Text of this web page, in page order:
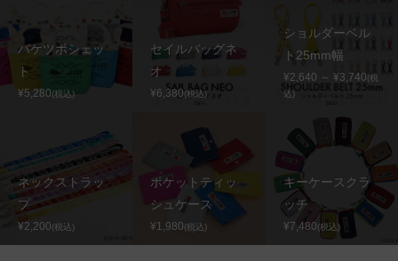
バケツポシェッ
ト
¥5,280(税込)
セイルバッグネ
オ
¥6,380(税込)
ショルダーベル
ト25mm幅
¥2,640 ～ ¥3,740(税
込)
ネックストラッ
プ
¥2,200(税込)
ポケットティッ
シュケース
¥1,980(税込)
キーケースクラ
ッチ
¥7,480(税込)